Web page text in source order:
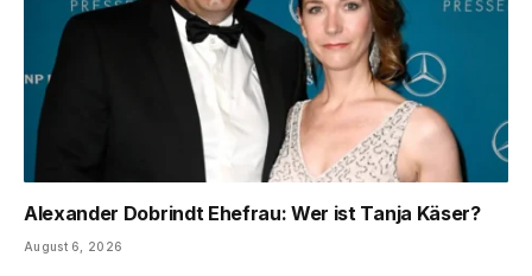
Alexander Dobrindt Ehefrau: Wer ist Tanja Käser?
August 6, 2026